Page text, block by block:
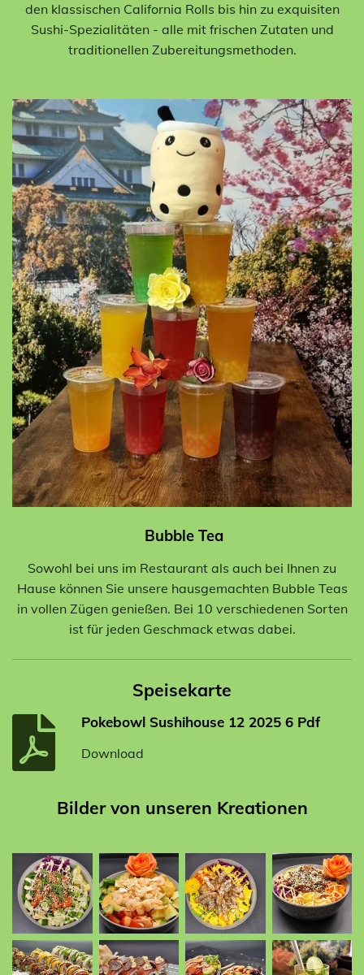
den klassischen California Rolls bis hin zu exquisiten
Sushi-Spezialitäten - alle mit frischen Zutaten und
traditionellen Zubereitungsmethoden.
Bubble Tea
Sowohl bei uns im Restaurant als auch bei Ihnen zu
Hause können Sie unsere hausgemachten Bubble Teas
in vollen Zügen genießen. Bei 10 verschiedenen Sorten
ist für jeden Geschmack etwas dabei.
Speisekarte
Pokebowl Sushihouse 12 2025 6 Pdf
Download
Bilder von unseren Kreationen